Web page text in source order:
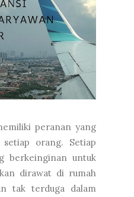
peranan yang
orang. Setiap
berkeinginan untuk
dirawat di rumah
tak terduga dalam